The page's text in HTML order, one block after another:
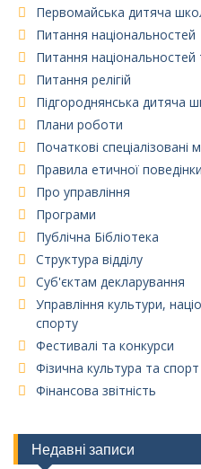
Первомайська дитяча
Питання національностей
Питання національностей
Питання релігій
Підгороднянська дитяча
Плани роботи
Початкові спеціалізовані
Правила етичної поведінки
Про управління
Програми
Публічна Бібліотека
Структура відділу
Суб'єктам декларування
Управління культури,
спорту
Фестивалі та конкурси
Фізична культура та спорт
Фінансова звітність
Недавні записи